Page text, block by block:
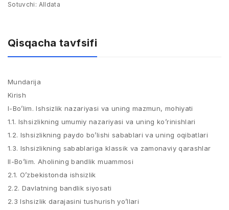
Sotuvchi: Alldata
Qisqacha tavfsifi
Mundarija
Kirish
I-Bo’lim. Ishsizlik nazariyasi va uning mazmun, mohiyati
1.1. Ishsizlikning umumiy nazariyasi va uning ko’rinishlari
1.2. Ishsizlikning paydo bo’lishi sabablari va uning oqibatlari
1.3. Ishsizlikning sabablariga klassik va zamonaviy qarashlar
II-Bo’lim. Aholining bandlik muammosi
2.1. O’zbekistonda ishsizlik
2.2. Davlatning bandlik siyosati
2.3 Ishsizlik darajasini tushurish yo’llari